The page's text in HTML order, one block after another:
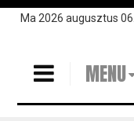
UgrásMa 2026 augusztus 06.
MENU